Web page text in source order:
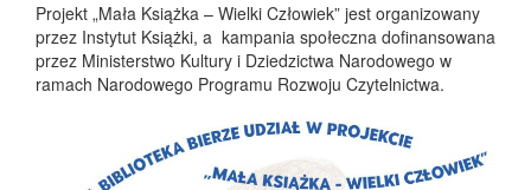
Projekt „Mała Książka – Wielki Człowiek” jest organizowany
przez Instytut Książki, a kampania społeczna dofinansowana
przez Ministerstwo Kultury i Dziedzictwa Narodowego w
ramach Narodowego Programu Rozwoju Czytelnictwa.